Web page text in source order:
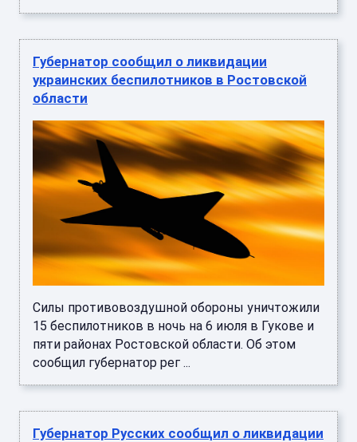
Губернатор сообщил о ликвидации
украинских беспилотников в Ростовской
области
Силы противовоздушной обороны уничтожили
15 беспилотников в ночь на 6 июля в Гукове и
пяти районах Ростовской области. Об этом
сообщил губернатор рег ...
Губернатор Русских сообщил о ликвидации